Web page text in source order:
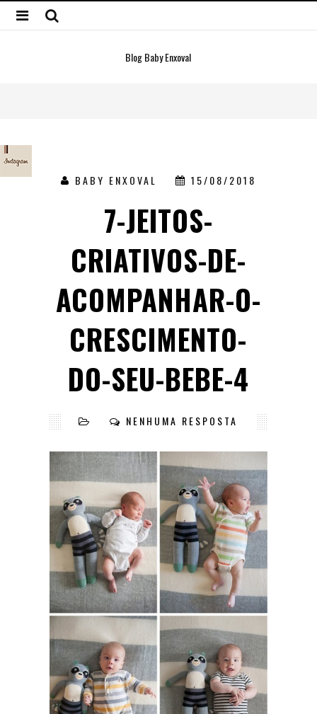
Blog Baby Enxoval
BABY ENXOVAL 15/08/2018
7-JEITOS-
CRIATIVOS-DE-
ACOMPANHAR-O-
CRESCIMENTO-
DO-SEU-BEBE-4
NENHUMA RESPOSTA